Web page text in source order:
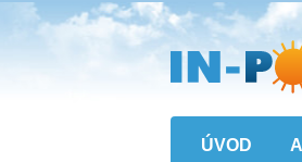
Přejít
na
hlavní
obsah
ÚVOD